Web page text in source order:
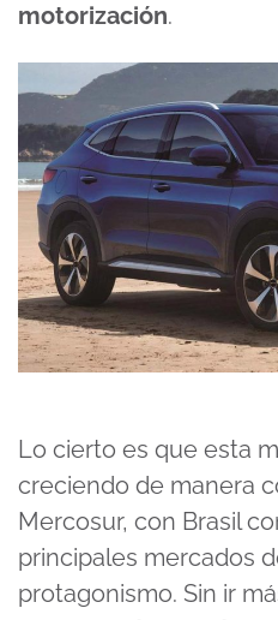
motorización.
Lo cierto es que esta
creciendo de manera
Mercosur, con Brasil
principales mercados
protagonismo. Sin ir